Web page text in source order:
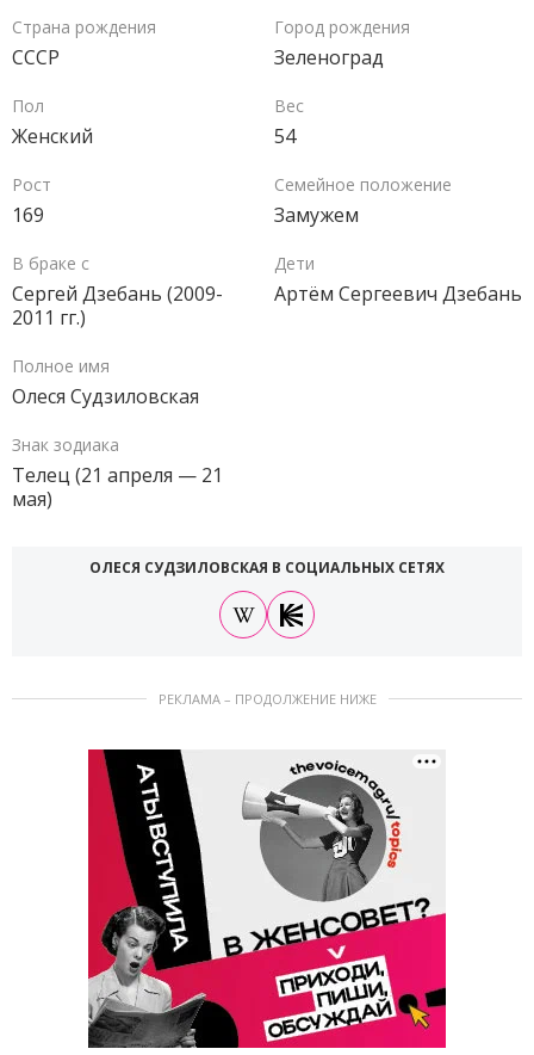
Страна рождения
СССР
Город рождения
Зеленоград
Пол
Женский
Вес
54
Рост
169
Семейное положение
Замужем
В браке с
Сергей Дзебань (2009-
2011 гг.)
Дети
Артём Сергеевич Дзебань
Полное имя
Олеся Судзиловская
Знак зодиака
Телец (21 апреля — 21
мая)
ОЛЕСЯ СУДЗИЛОВСКАЯ В СОЦИАЛЬНЫХ СЕТЯХ
РЕКЛАМА – ПРОДОЛЖЕНИЕ НИЖЕ